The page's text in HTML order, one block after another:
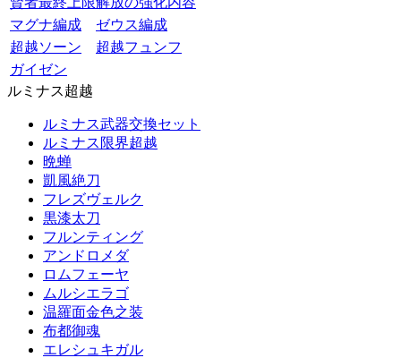
マグナ編成
ゼウス編成
超越ソーン
超越フュンフ
ガイゼン
ルミナス超越
ルミナス武器交換セット
ルミナス限界超越
晩蝉
凱風絶刀
フレズヴェルク
黒漆太刀
フルンティング
アンドロメダ
ロムフェーヤ
ムルシエラゴ
温羅面金色之装
布都御魂
エレシュキガル